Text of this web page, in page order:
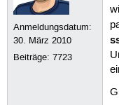
Anmeldungsdatum:
30. März 2010
Beiträge:7723